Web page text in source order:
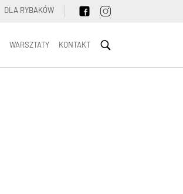
DLA RYBAKÓW
WARSZTATY KONTAKT